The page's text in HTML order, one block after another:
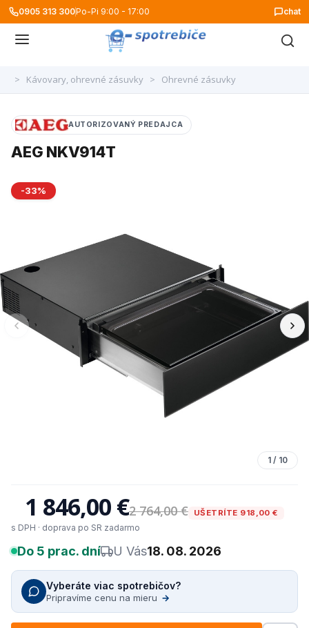
0905 313 300Po-Pi 9:00 - 17:00 chat
> Kávovary, ohrevné zásuvky > Ohrevné zásuvky
-33%
1 / 10
AUTORIZOVANÝ PREDAJCA
AEG NKV914T
1 846,00 €2 764,00 € UŠETRÍTE 918,00 €
s DPH · doprava po SR zadarmo
Do 5 prac. dní U Vás18. 08. 2026
Vyberáte viac spotrebičov?
Pripravíme cenu na mieru →